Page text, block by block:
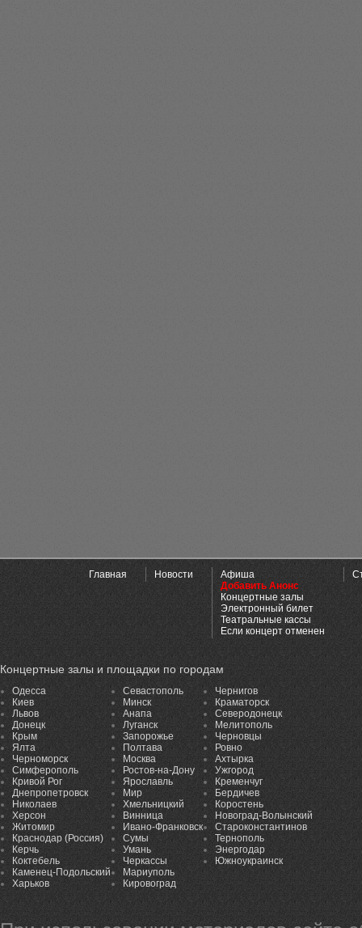
Главная Новости
Афиша
Добавить Анонс
Концертные залы
Электронный билет
Театральные кассы
Если концерт отменен
Концертные залы и площадки по городам
Одесса
Киев
Львов
Донецк
Крым
Ялта
Черноморск
Симферополь
Кривой Рог
Днепропетровск
Николаев
Херсон
Житомир
Краснодар (Россия)
Керчь
Коктебель
Каменец-Подольский
Харьков
Севастополь
Минск
Анапа
Луганск
Запорожье
Полтава
Москва
Ростов-на-Дону
Ярославль
Мир
Хмельницкий
Винница
Ивано-Франковск
Сумы
Умань
Черкассы
Мариуполь
Кировоград
Чернигов
Краматорск
Северодонецк
Мелитополь
Черновцы
Ровно
Ахтырка
Ужгород
Кременчуг
Бердичев
Коростень
Новоград-Волынский
Староконстантинов
Тернополь
Энергодар
Южноукраинск